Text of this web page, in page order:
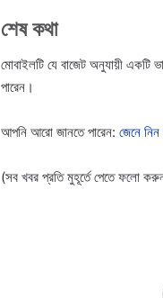
শেষ কথা
মোবাইলটি যে বাজেট অনুযায়ী একটি
পারেন।
আপনি আরো জানতে পারেন: জেনে নিন
(সব খবর প্রতি মুহূর্তে পেতে ফলো